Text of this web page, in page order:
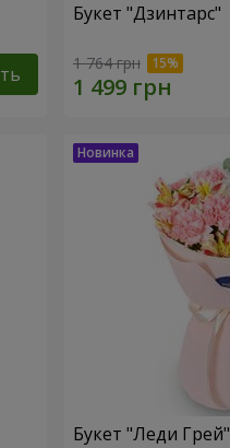
Букет "Дзинтарс"
1 764 грн
Букет "Леди Грей"